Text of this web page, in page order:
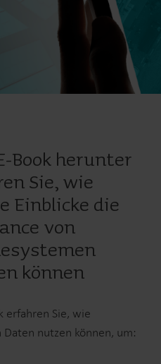
Book herunter
Sie, wie
Einblicke die
von
können
erfahren Sie, wie
nutzen können, um: